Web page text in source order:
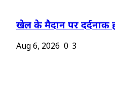
खेल के मैदान पर दर्दनाक
Aug 6, 2026 0 3